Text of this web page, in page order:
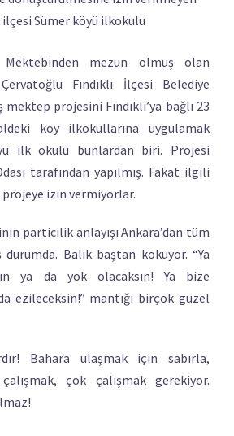
ilçesi Sümer köyü ilkokulu
mezun olmuş olan
Fındıklı İlçesi Belediye
mektep projesini Fındıklı’ya bağlı 23
köy ilkokullarına uygulamak
ilk okulu bunlardan biri. Projesi
tarafından yapılmış. Fakat ilgili
izin vermiyorlar.
particilik anlayışı Ankara’dan tüm
durumda. Balık baştan kokuyor. “Ya
ya da yok olacaksın! Ya bize
ezileceksin!” mantığı birçok güzel
Bahara ulaşmak için sabırla,
çok çalışmak gerekiyor.